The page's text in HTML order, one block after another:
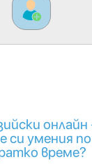
онлайн
си умения по
време?